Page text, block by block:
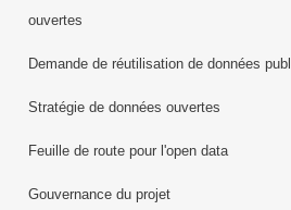
ouvertes
Demande de réutilisation de données
Stratégie de données ouvertes
Feuille de route pour l'open data
Gouvernance du projet